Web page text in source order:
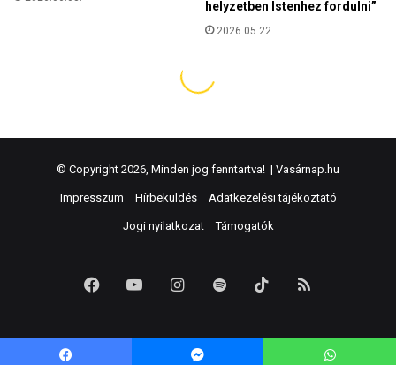
© Copyright 2026, Minden jog fenntartva! | Vasárnap.hu
Impresszum Hírbeküldés Adatkezelési tájékoztató
Jogi nyilatkozat Támogatók
FacebookYouTubeInstagram
Spotify TikTok